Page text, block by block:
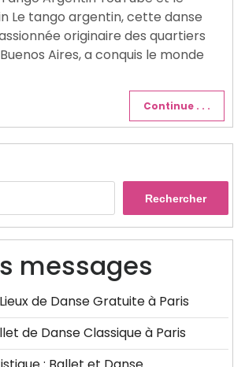
Le tango argentin, cette danse
originaire des quartiers
Aires, a conquis le monde
Continue . . .
Rechercher
messages
de Danse Gratuite à Paris
de Danse Classique à Paris